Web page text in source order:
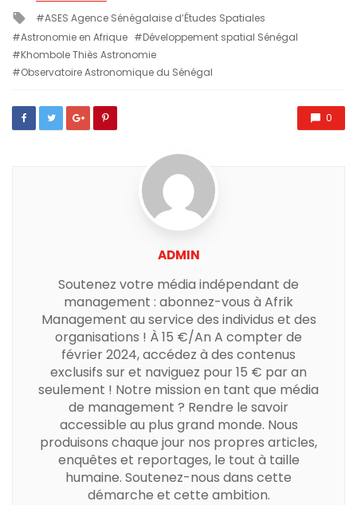
inTagged
with
ASES Agence Sénégalaise d’Études Spatiales
Astronomie en Afrique
Développement spatial Sénégal
Khombole Thiès Astronomie
Observatoire Astronomique du Sénégal
0
ADMIN
Soutenez votre média indépendant de
management : abonnez-vous à Afrik
Management au service des individus et des
organisations ! À 15 €/An A compter de
février 2024, accédez à des contenus
exclusifs sur et naviguez pour 15 € par an
seulement ! Notre mission en tant que média
de management ? Rendre le savoir
accessible au plus grand monde. Nous
produisons chaque jour nos propres articles,
enquêtes et reportages, le tout à taille
humaine. Soutenez-nous dans cette
démarche et cette ambition.